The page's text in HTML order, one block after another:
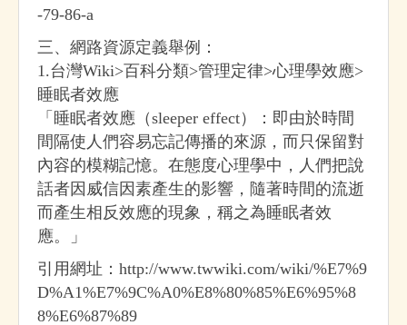
-79-86-a
三、網路資源定義舉例：
1.台灣Wiki>百科分類>管理定律>心理學效應>
睡眠者效應
「睡眠者效應（sleeper effect）：即由於時間
間隔使人們容易忘記傳播的來源，而只保留對
內容的模糊記憶。在態度心理學中，人們把說
話者因威信因素產生的影響，隨著時間的流逝
而產生相反效應的現象，稱之為睡眠者效
應。」
引用網址：http://www.twwiki.com/wiki/%E7%9
D%A1%E7%9C%A0%E8%80%85%E6%95%8
8%E6%87%89